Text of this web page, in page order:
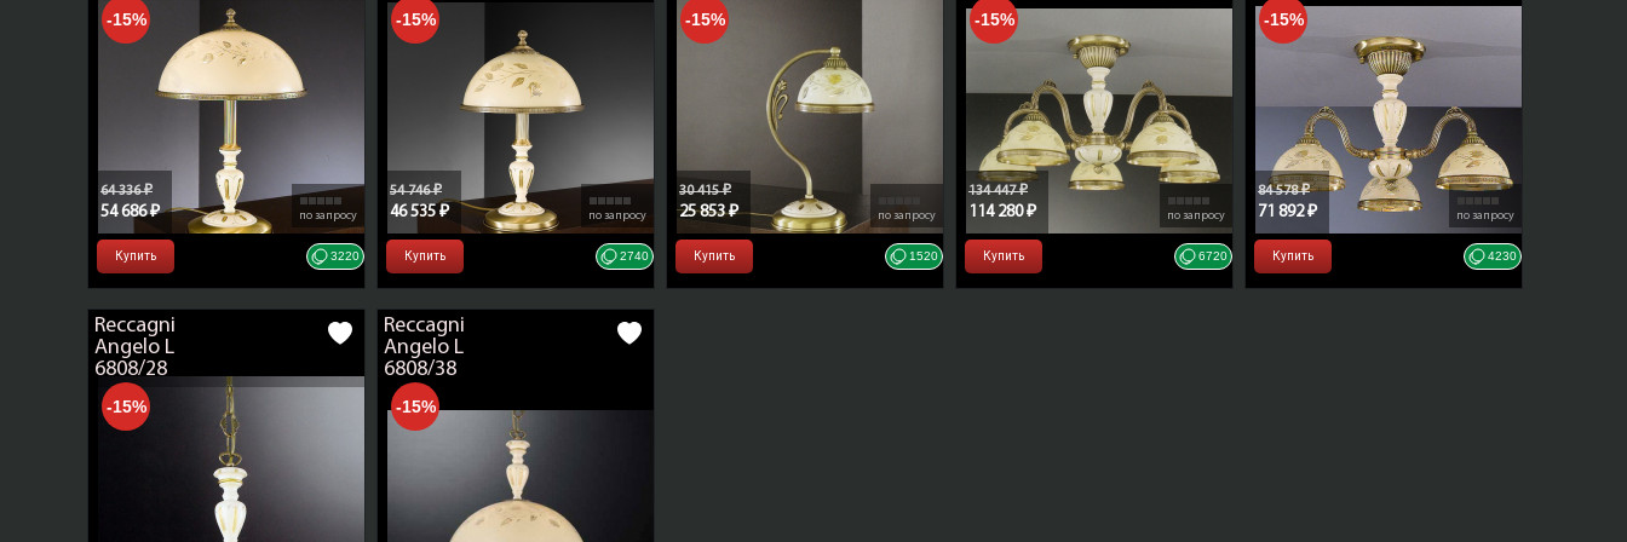
-15%
64 336 ₽
54 686 ₽ по запросу
Купить 3220
-15%
54 746 ₽
46 535 ₽ по запросу
Купить 2740
-15%
30 415 ₽
25 853 ₽ по запросу
Купить 1520
-15%
134 447 ₽
114 280 ₽ по запросу
Купить 6720
-15%
84 578 ₽
71 892 ₽ по запросу
Купить 4230
-15%
Reccagni
Angelo L
6808/28
-15%
Reccagni
Angelo L
6808/38